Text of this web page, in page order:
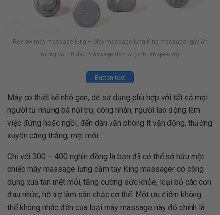
Review máy massage lưng – Máy massage lưng King massager gây ấn
tượng với 10 đầu massage tiện lợi (ảnh: shopee.vn)
Button text
Máy có thiết kế nhỏ gọn, dễ sử dụng phù hợp với tất cả mọi
người từ những bà nội trợ, công nhân, người lao động làm
việc đứng hoặc ngồi, đến dân văn phòng ít vận động, thường
xuyên căng thẳng, mệt mỏi.
Chỉ với 300 – 400 nghìn đồng là bạn đã có thể sở hữu một
chiếc máy massage lưng cầm tay King massager có công
dụng xua tan mệt mỏi, tăng cường sức khỏe, loại bỏ các cơn
đau nhức, hỗ trợ làm săn chắc cơ thể. Một ưu điểm không
thể không nhắc đến của loại máy massage này đó chính là